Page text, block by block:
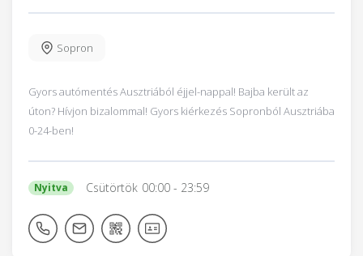
Sopron
Gyors autómentés Ausztriából éjjel-nappal! Bajba került az
úton? Hívjon bizalommal! Gyors kiérkezés Sopronból Ausztriába
0-24-ben!
Nyitva Csütörtök 00:00 - 23:59